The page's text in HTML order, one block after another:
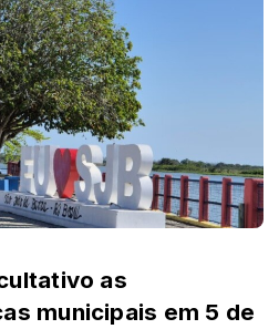
as
municipais em 5 de